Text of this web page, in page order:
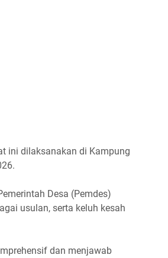
ini dilaksanakan di Kampung
Desa (Pemdes)
usulan, serta keluh kesah
dan menjawab